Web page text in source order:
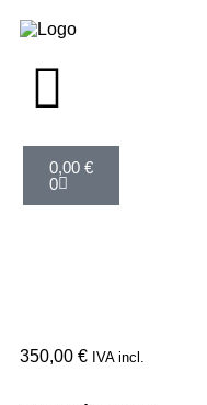
0,00 €
0
350,00 € IVA incl.